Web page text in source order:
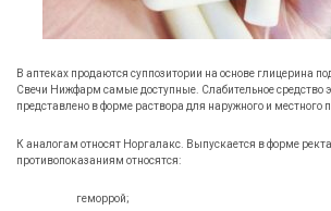
В аптеках продаются суппозитории на основе глицерина
Свечи Нижфарм самые доступные. Слабительное средство
представлено в форме раствора для наружного и местного
К аналогам относят Норгалакс. Выпускается в форме
противопоказаниям относятся:
геморрой;